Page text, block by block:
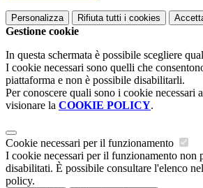
Personalizza Rifiuta tutti i cookies
Gestione cookie
In questa schermata è possibile scegliere
I cookie necessari sono quelli che
piattaforma e non è possibile disabilitarli.
Per conoscere quali sono i cookie necessari
visionare la COOKIE POLICY.
Cookie necessari per il funzionamento
I cookie necessari per il funzionamento non
disabilitati. È possibile consultare l'elenco
policy.